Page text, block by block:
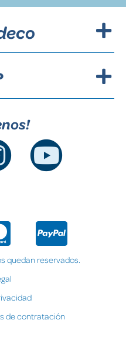
quedan reservados.
de contratación